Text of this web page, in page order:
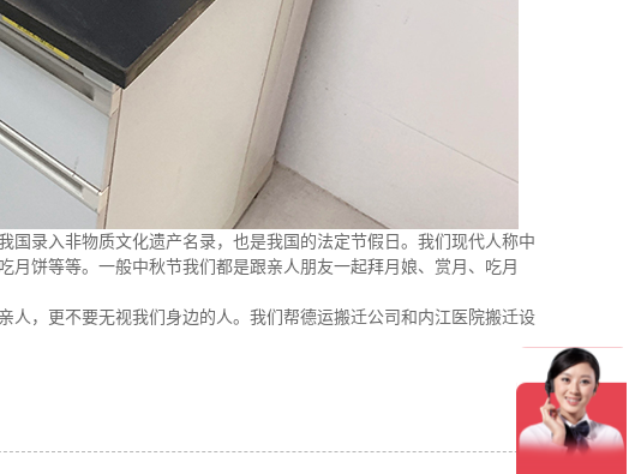
录入非物质文化遗产名录，也是我国的法定节假日。我们现代人称中
饼等等。一般中秋节我们都是跟亲人朋友一起拜月娘、赏月、吃月
，更不要无视我们身边的人。我们帮德运搬迁公司和内江医院搬迁设